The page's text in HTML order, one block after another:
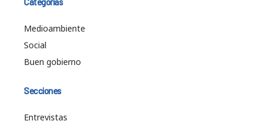
Medioambiente
Social
Buen gobierno
Secciones
Entrevistas